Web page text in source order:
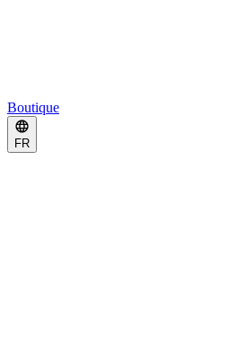
Boutique
FR